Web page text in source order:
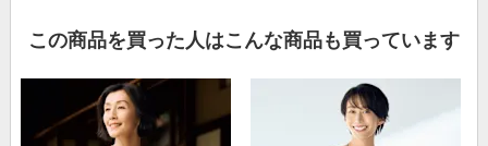
この商品を買った人はこんな商品も買っています